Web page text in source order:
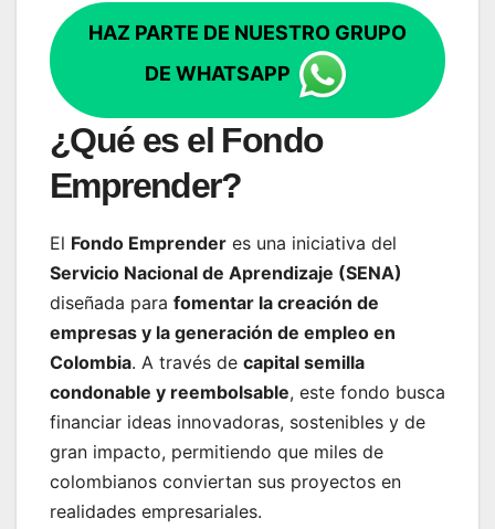
HAZ PARTE DE NUESTRO GRUPO
DE WHATSAPP
¿Qué es el Fondo
Emprender?
El Fondo Emprender es una iniciativa del
Servicio Nacional de Aprendizaje (SENA)
diseñada para fomentar la creación de
empresas y la generación de empleo en
Colombia. A través de capital semilla
condonable y reembolsable, este fondo busca
financiar ideas innovadoras, sostenibles y de
gran impacto, permitiendo que miles de
colombianos conviertan sus proyectos en
realidades empresariales.